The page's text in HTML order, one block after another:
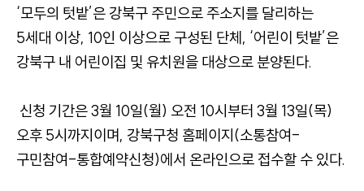
‘모두의 텃밭’은 강북구 주민으로 주소지를 달리하는
5세대 이상, 10인 이상으로 구성된 단체, ‘어린이 텃밭’은
강북구 내 어린이집 및 유치원을 대상으로 분양된다.
신청 기간은 3월 10일(월) 오전 10시부터 3월 13일(목)
오후 5시까지이며, 강북구청 홈페이지(소통참여-
구민참여-통합예약신청)에서 온라인으로 접수할 수 있다.